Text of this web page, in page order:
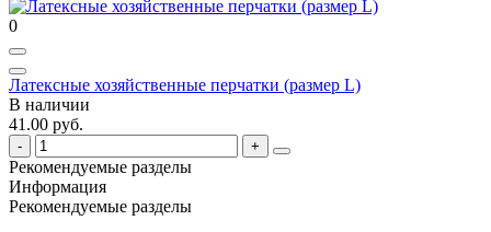
0
Латексные хозяйственные перчатки (размер L)
В наличии
41.00 руб.
Рекомендуемые разделы
Информация
Рекомендуемые разделы